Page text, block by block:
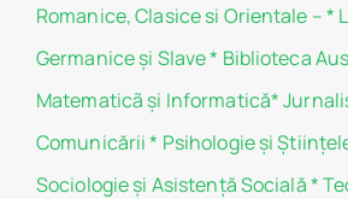
Romanice, Clasice si Orientale –*
Germanice şi Slave* Biblioteca
Matematicã și Informatică*
Comunicării * Psihologie şi
Sociologie şi Asistenţă Socială*